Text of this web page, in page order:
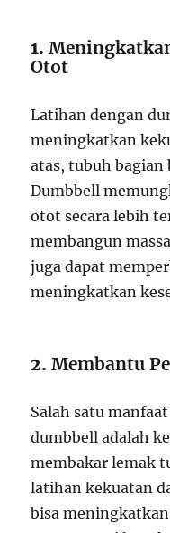
1.
Otot
Latihan dengan
meningkatkan
atas, tubuh bagian
Dumbbell
otot secara lebih
membangun
juga dapat
meningkatkan
2.Membantu
Salah satu
dumbbell adalah
membakar lemak
latihan kekuatan
bisa